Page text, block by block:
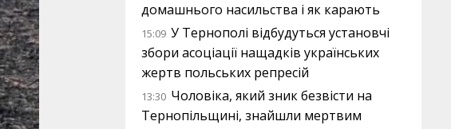
домашнього насильства і як карають
15:09 У Тернополі відбудуться установчі
збори асоціації нащадків українських
жертв польських репресій
13:30 Чоловіка, який зник безвісти на
Тернопільщині, знайшли мертвим